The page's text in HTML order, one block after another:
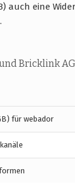
auch eine
Bricklink
für webador